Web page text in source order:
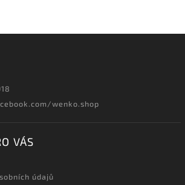
wenko.shop
VÁS
údajů